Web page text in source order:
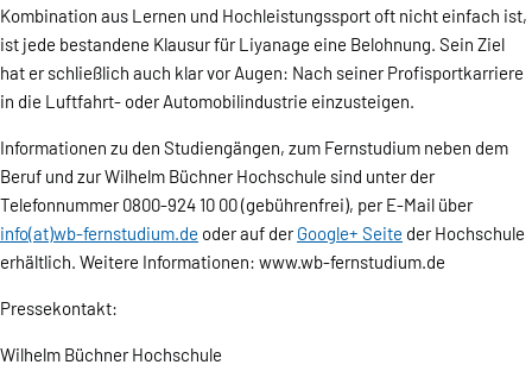
Kombination aus Lernen und Hochleistungssport oft nicht einfach ist,
ist jede bestandene Klausur für Liyanage eine Belohnung. Sein Ziel
hat er schließlich auch klar vor Augen: Nach seiner Profisportkarriere
in die Luftfahrt- oder Automobilindustrie einzusteigen.
Informationen zu den Studiengängen, zum Fernstudium neben dem
Beruf und zur Wilhelm Büchner Hochschule sind unter der
Telefonnummer 0800-924 10 00 (gebührenfrei), per E-Mail über
info(at)wb-fernstudium.de oder auf derGoogle+ Seite der Hochschule
erhältlich. Weitere Informationen: www.wb-fernstudium.de
Pressekontakt:
Wilhelm Büchner Hochschule